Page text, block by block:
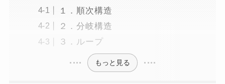
１．順次構造
２．分岐構造
３．ループ
もっと見る